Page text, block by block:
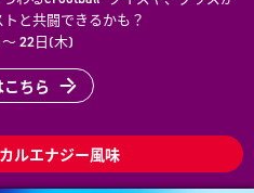
と共闘できるかも？
22日(木)
ちら
カルエナジー風味